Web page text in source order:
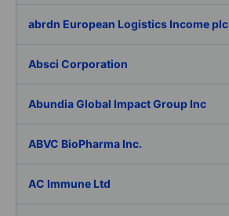
abrdn European Logistics Income plc
Absci Corporation
Abundia Global Impact Group Inc
ABVC BioPharma Inc.
AC Immune Ltd